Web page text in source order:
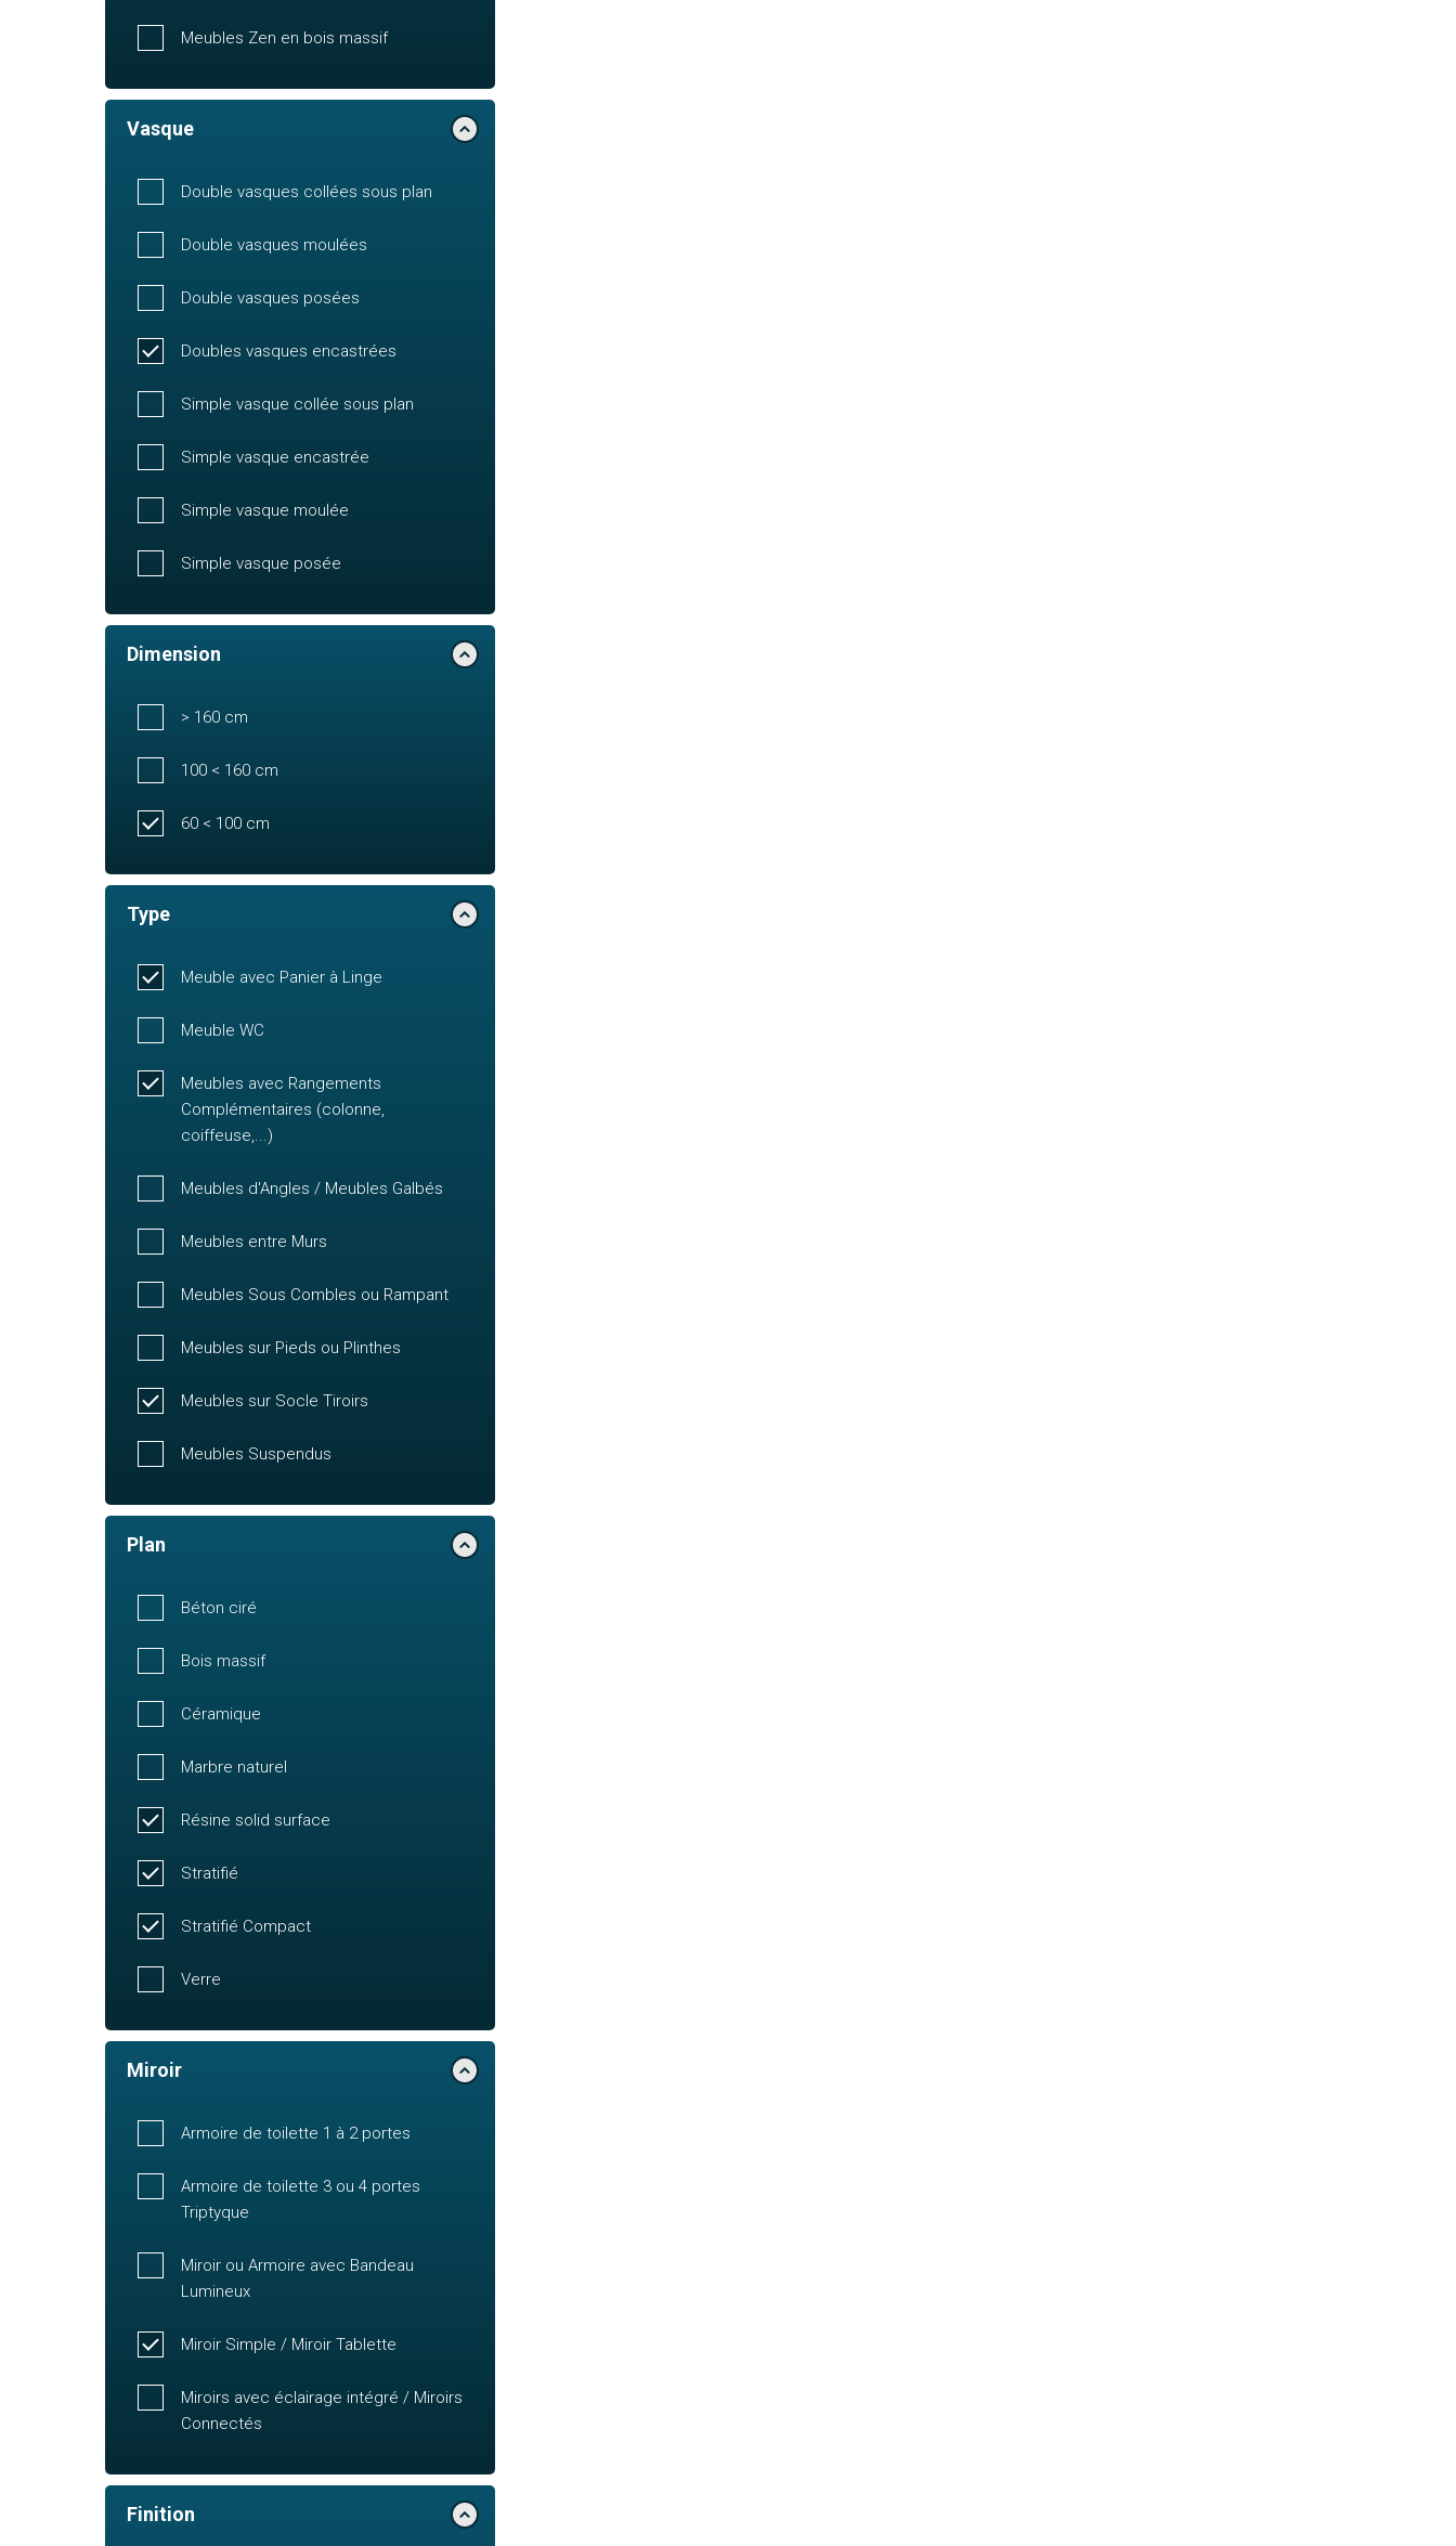
Meubles Zen en bois massif
Vasque
Double vasques collées sous plan
Double vasques moulées
Double vasques posées
Doubles vasques encastrées
Simple vasque collée sous plan
Simple vasque encastrée
Simple vasque moulée
Simple vasque posée
Dimension
> 160 cm
100 < 160 cm
60 < 100 cm
Type
Meuble avec Panier à Linge
Meuble WC
Meubles avec Rangements
Complémentaires (colonne,
coiffeuse,...)
Meubles d'Angles / Meubles Galbés
Meubles entre Murs
Meubles Sous Combles ou Rampant
Meubles sur Pieds ou Plinthes
Meubles sur Socle Tiroirs
Meubles Suspendus
Plan
Béton ciré
Bois massif
Céramique
Marbre naturel
Résine solid surface
Stratifié
Stratifié Compact
Verre
Miroir
Armoire de toilette 1 à 2 portes
Armoire de toilette 3 ou 4 portes
Triptyque
Miroir ou Armoire avec Bandeau
Lumineux
Miroir Simple / Miroir Tablette
Miroirs avec éclairage intégré / Miroirs
Connectés
Finition